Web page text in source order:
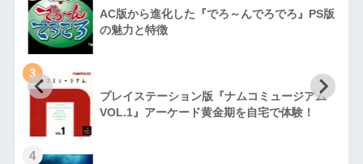
AC版から進化した『でろ～んでろでろ』PS版
の魅力と特徴
3
プレイステーション版『ナムコミュージアム
VOL.1』アーケード黄金期を自宅で体験！
4